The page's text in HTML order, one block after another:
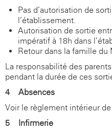
Pas d’autorisation de
l’établissement.
Autorisation de sortie
impératif à 18h dans
Retour dans la famille du
La responsabilité des
pendant la durée de ces
4 - Absences
Voir le règlement intérieur
5 - Infirmerie